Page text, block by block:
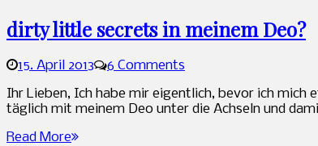
dirty little secrets in meinem Deo?
15. April 2013
6 Comments
Ihr Lieben, Ich habe mir eigentlich, bevor ich
täglich mit meinem Deo unter die Achseln und
Read More